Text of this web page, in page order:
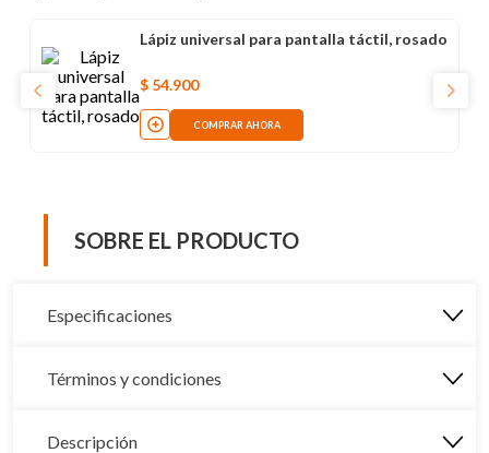
Lápiz universal para pantalla táctil, rosado
$ 54.900
COMPRAR AHORA
SOBRE EL PRODUCTO
Especificaciones
Términos y condiciones
Descripción